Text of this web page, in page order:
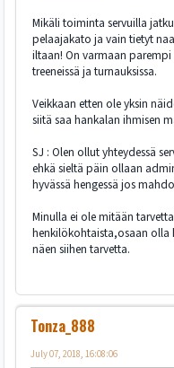
Mikäli toiminta servuilla
pelaajakato ja vain tietyt
iltaan! On varmaan
treeneissä ja turnauksissa.
Veikkaan etten ole yksin
siitä saa hankalan ihmisen
SJ : Olen ollut yhteydessä
ehkä sieltä päin ollaan
hyvässä hengessä jos
Minulla ei ole mitään
henkilökohtaista,osaan olla
näen siihen tarvetta.
Tonza_888
July 07, 2018, 16:08:06